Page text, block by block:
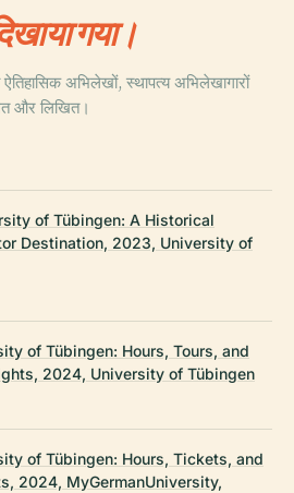
गया।
अभिलेखों, स्थापत्य अभिलेखागारों
और लिखित।
of Tübingen: A Historical
Destination, 2023, University of
of Tübingen: Hours, Tours, and
2024, University of Tübingen
of Tübingen: Hours, Tickets, and
2024, MyGermanUniversity,